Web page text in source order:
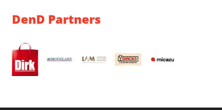
DenD Partners